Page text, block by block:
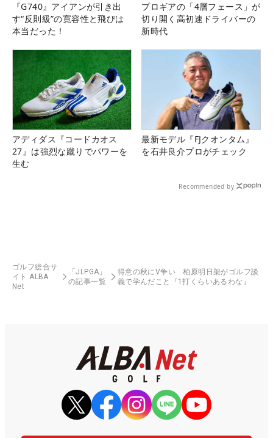
『G740』アイアンが引き出
す“反則級”の寛容性と飛びは
本当だった！
プロギアの「4層フェース」が
切り開く高初速ドライバーの
新時代
アディダス『コードカオス
27』は強烈な蹴りでパワーを
生む
最新モデル『FJクオンタム』
を石井良介プロがチェック
Recommended by
ゴルフ総合サ
イト ALBA
Net
「JLPGA」
の記事一覧
得意の秋にV争い 柏原明日架がゴルフ談
義で学んだこと『1打くらいあるわな』